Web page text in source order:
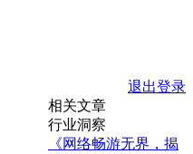
退出登录
相关文章
行业洞察
《网络畅游无界，揭